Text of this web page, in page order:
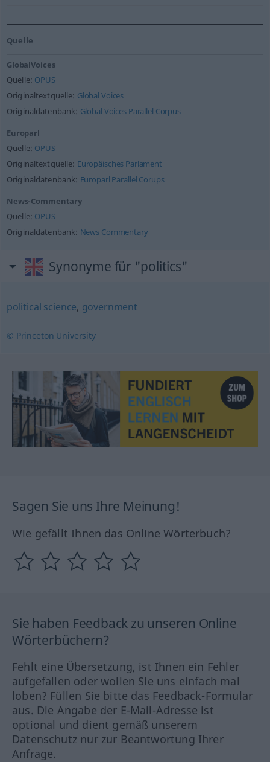
Quelle
GlobalVoices
Quelle: OPUS
Originaltextquelle: Global Voices
Originaldatenbank: Global Voices Parallel Corpus
Europarl
Quelle: OPUS
Originaltextquelle: Europäisches Parlament
Originaldatenbank: Europarl Parallel Corups
News-Commentary
Quelle: OPUS
Originaldatenbank: News Commentary
Synonyme für "politics"
political science, government
© Princeton University
Sagen Sie uns Ihre Meinung!
Wie gefällt Ihnen das Online Wörterbuch?
Sie haben Feedback zu unseren Online
Wörterbüchern?
Fehlt eine Übersetzung, ist Ihnen ein Fehler
aufgefallen oder wollen Sie uns einfach mal
loben? Füllen Sie bitte das Feedback-Formular
aus. Die Angabe der E-Mail-Adresse ist
optional und dient gemäß unserem
Datenschutz nur zur Beantwortung Ihrer
Anfrage.